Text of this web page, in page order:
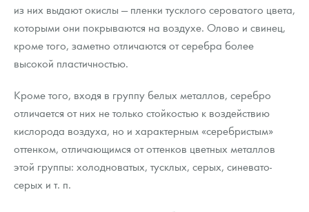
из них выдают окислы — пленки тусклого сероватого цвета,
которыми они покрываются на воздухе. Олово и свинец,
кроме того, заметно отличаются от серебра более
высокой пластичностью.
Кроме того, входя в группу белых металлов, серебро
отличается от них не только стойкостью к воздействию
кислорода воздуха, но и характерным «серебристым»
оттенком, отличающимся от оттенков цветных металлов
этой группы: холодноватых, тусклых, серых, синевато-
серых и т. п.